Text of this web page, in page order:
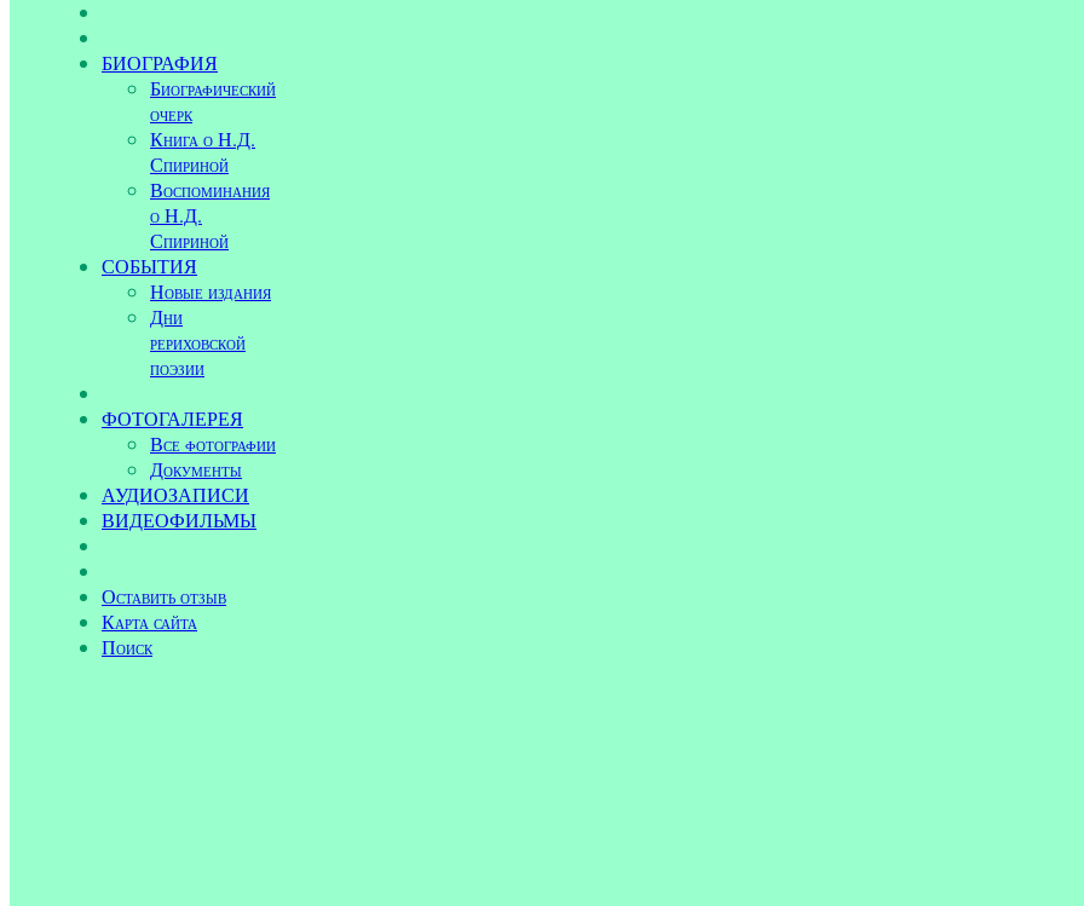
БИОГРАФИЯ
Биографический
очерк
Книга о Н.Д.
Спириной
Воспоминания
о Н.Д.
Спириной
СОБЫТИЯ
Новые издания
Дни
рериховской
поэзии
ФОТОГАЛЕРЕЯ
Все фотографии
Документы
АУДИОЗАПИСИ
ВИДЕОФИЛЬМЫ
Оставить отзыв
Карта сайта
Поиск